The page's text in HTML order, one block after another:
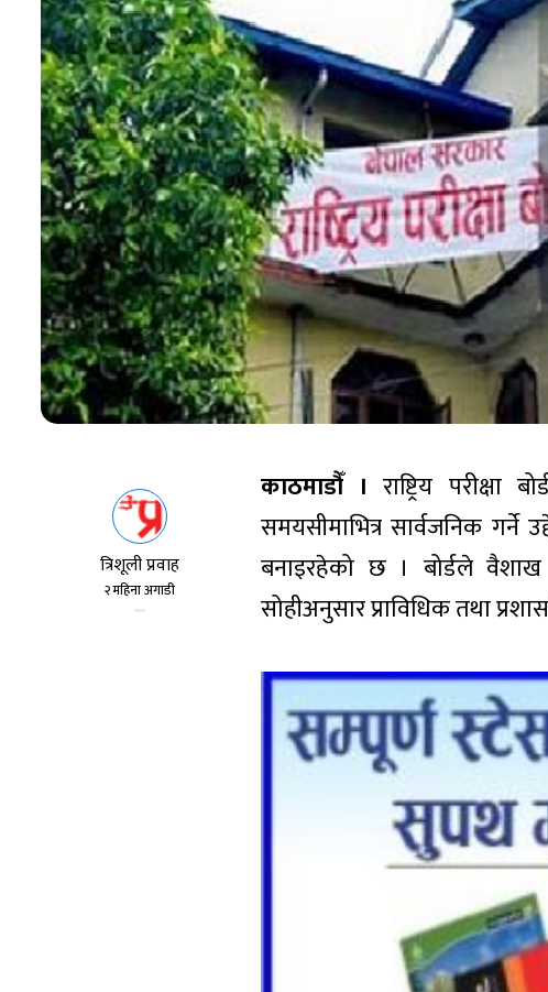
त्रिशूली प्रवाह
२ महिना अगाडी
काठमाडौँ । राष्ट्रिय
समयसीमाभित्र सार्वजनिक गर्ने
बनाइरहेको छ । बोर्डले वैशाख
सोहीअनुसार प्राविधिक तथा